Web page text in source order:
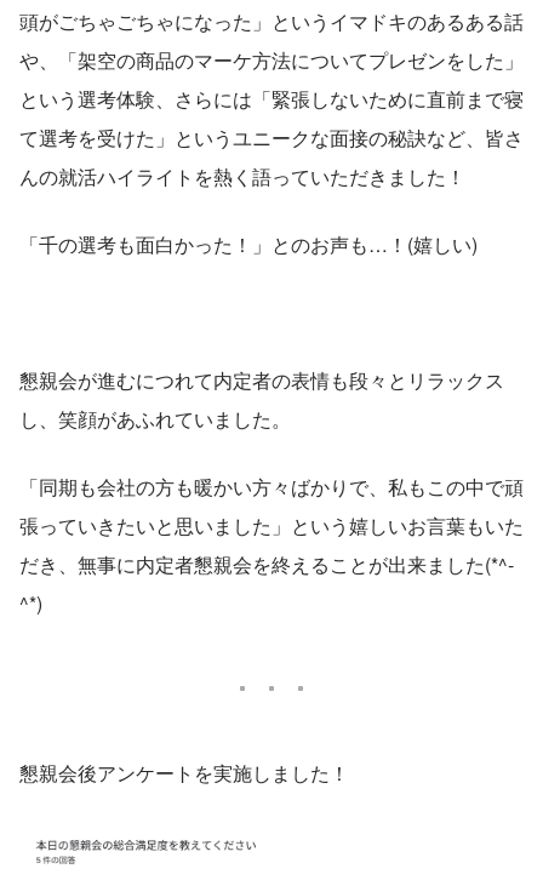
頭がごちゃごちゃになった」というイマドキのあるある話
や、「架空の商品のマーケ方法についてプレゼンをした」
という選考体験、さらには「緊張しないために直前まで寝
て選考を受けた」というユニークな面接の秘訣など、皆さ
んの就活ハイライトを熱く語っていただきました！
「千の選考も面白かった！」とのお声も…！(嬉しい)
懇親会が進むにつれて内定者の表情も段々とリラックス
し、笑顔があふれていました。
「同期も会社の方も暖かい方々ばかりで、私もこの中で頑
張っていきたいと思いました」という嬉しいお言葉もいた
だき、無事に内定者懇親会を終えることが出来ました(*^-
^*)
懇親会後アンケートを実施しました！